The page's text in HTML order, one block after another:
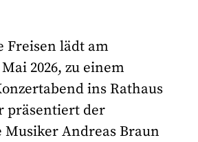
Freisen lädt am
2026, zu einem
ins Rathaus
präsentiert der
Musiker Andreas Braun